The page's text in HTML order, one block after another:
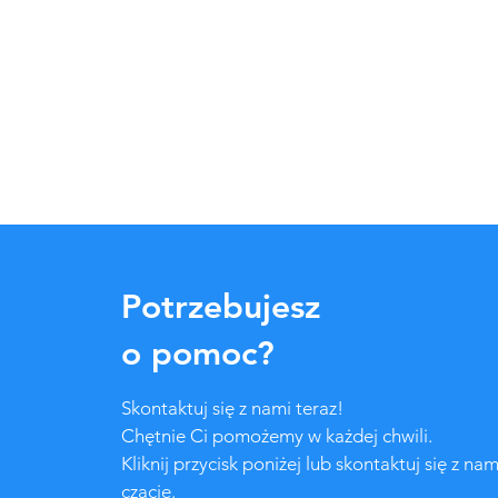
Potrzebujesz
o pomoc?
Skontaktuj się z nami teraz!
Chętnie Ci pomożemy w każdej chwili.
Kliknij przycisk poniżej lub skontaktuj się z
czacie.